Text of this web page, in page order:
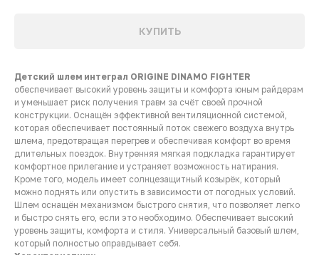
КУПИТЬ
Детский шлем интеграл ORIGINE DINAMO FIGHTER
обеспечивает высокий уровень защиты и комфорта юным райдерам
и уменьшает риск получения травм за счёт своей прочной
конструкции. Оснащён эффективной вентиляционной системой,
которая обеспечивает постоянный поток свежего воздуха внутрь
шлема, предотвращая перегрев и обеспечивая комфорт во время
длительных поездок. Внутренняя мягкая подкладка гарантирует
комфортное прилегание и устраняет возможность натирания.
Кроме того, модель имеет солнцезащитный козырёк, который
можно поднять или опустить в зависимости от погодных условий.
Шлем оснащён механизмом быстрого снятия, что позволяет легко
и быстро снять его, если это необходимо. Обеспечивает высокий
уровень защиты, комфорта и стиля. Универсальный базовый шлем,
который полностью оправдывает себя.